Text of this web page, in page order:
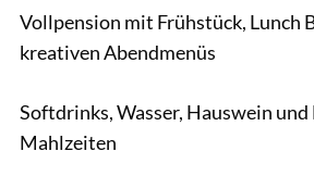
Vollpension mit Frühstück, Lunch
kreativen Abendmenüs
Softdrinks, Wasser, Hauswein und
Mahlzeiten